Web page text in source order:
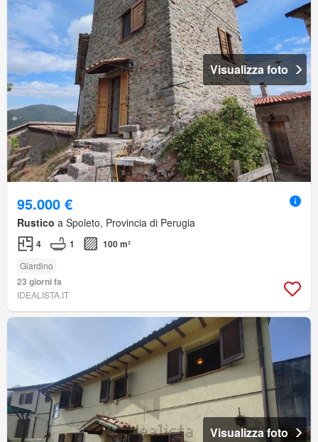
Visualizza foto
95.000 €
Rustico a Spoleto, Provincia di Perugia
4 1 100 m²
Giardino
23 giorni fa
IDEALISTA.IT
Visualizza foto